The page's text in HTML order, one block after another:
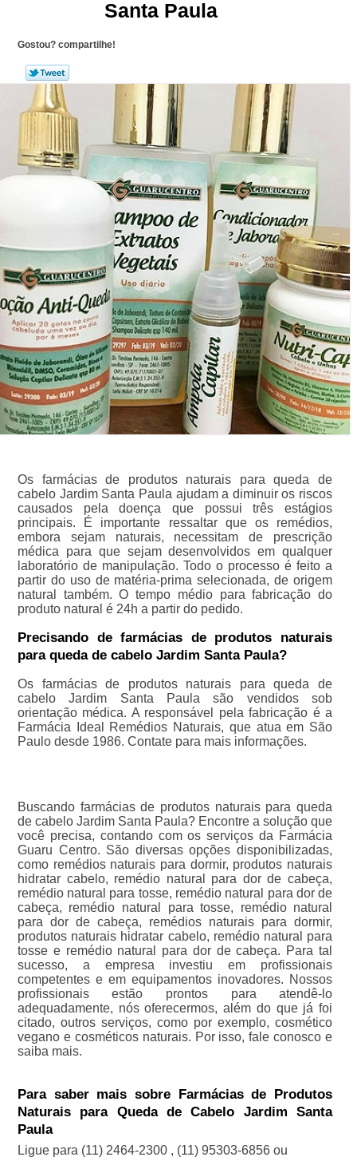
Santa Paula
Gostou? compartilhe!
Os farmácias de produtos naturais para queda de
cabelo Jardim Santa Paula ajudam a diminuir os riscos
causados pela doença que possui três estágios
principais. É importante ressaltar que os remédios,
embora sejam naturais, necessitam de prescrição
médica para que sejam desenvolvidos em qualquer
laboratório de manipulação. Todo o processo é feito a
partir do uso de matéria-prima selecionada, de origem
natural também. O tempo médio para fabricação do
produto natural é 24h a partir do pedido.
Precisando de farmácias de produtos naturais
para queda de cabelo Jardim Santa Paula?
Os farmácias de produtos naturais para queda de
cabelo Jardim Santa Paula são vendidos sob
orientação médica. A responsável pela fabricação é a
Farmácia Ideal Remédios Naturais, que atua em São
Paulo desde 1986. Contate para mais informações.
Buscando farmácias de produtos naturais para queda
de cabelo Jardim Santa Paula? Encontre a solução que
você precisa, contando com os serviços da Farmácia
Guaru Centro. São diversas opções disponibilizadas,
como remédios naturais para dormir, produtos naturais
hidratar cabelo, remédio natural para dor de cabeça,
remédio natural para tosse, remédio natural para dor de
cabeça, remédio natural para tosse, remédio natural
para dor de cabeça, remédios naturais para dormir,
produtos naturais hidratar cabelo, remédio natural para
tosse e remédio natural para dor de cabeça. Para tal
sucesso, a empresa investiu em profissionais
competentes e em equipamentos inovadores. Nossos
profissionais estão prontos para atendê-lo
adequadamente, nós oferecermos, além do que já foi
citado, outros serviços, como por exemplo, cosmético
vegano e cosméticos naturais. Por isso, fale conosco e
saiba mais.
Para saber mais sobre Farmácias de Produtos
Naturais para Queda de Cabelo Jardim Santa
Paula
Ligue para (11) 2464-2300 , (11) 95303-6856 ou